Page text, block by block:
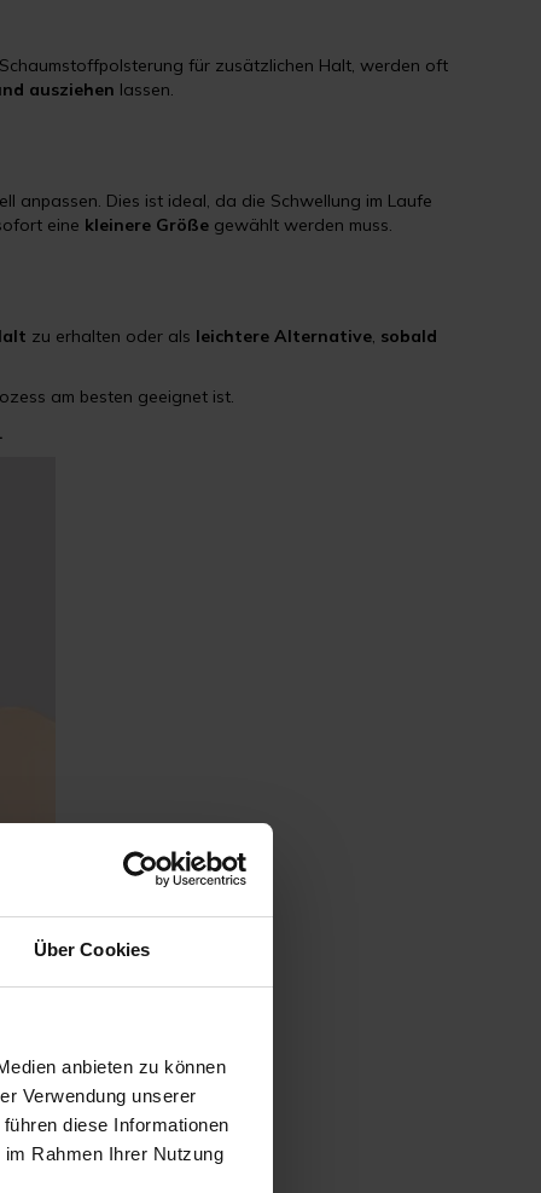
Über Cookies
anbieten zu können
Verwendung unserer
diese Informationen
Rahmen Ihrer Nutzung
für zusätzlichen Halt, werden oft
ausziehen lassen.
anpassen. Dies ist ideal, da die Schwellung im Laufe
eine kleinere Größe gewählt werden muss.
zu erhalten oder als leichtere Alternative, sobald
am besten geeignet ist.